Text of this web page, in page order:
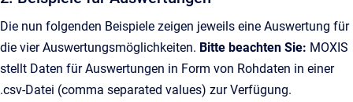
Die nun folgenden Beispiele zeigen jeweils eine Auswertung für
die vier Auswertungsmöglichkeiten. Bitte beachten Sie: MOXIS
stellt Daten für Auswertungen in Form von Rohdaten in einer
.csv-Datei (comma separated values) zur Verfügung.